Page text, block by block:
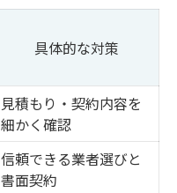
具体的な対策
見積もり・契約内容を
細かく確認
信頼できる業者選びと
書面契約